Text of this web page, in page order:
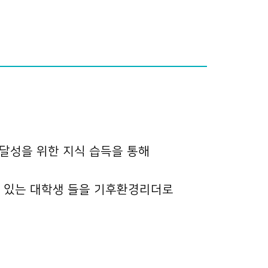
성을 위한 지식 습득을 통해
는 대학생 들을 기후환경리더로